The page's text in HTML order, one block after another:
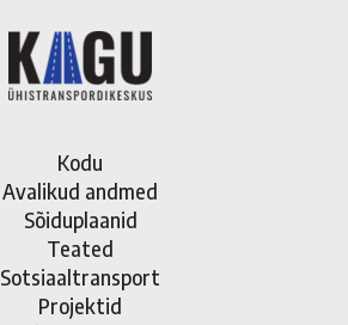
Kodu
Avalikud andmed
Sõiduplaanid
Teated
Sotsiaaltransport
Projektid